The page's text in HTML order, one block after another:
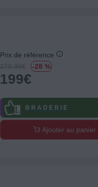
Prix de référence
279,99€ -28 %
199€
B R A D E R I E
Ajouter au panier